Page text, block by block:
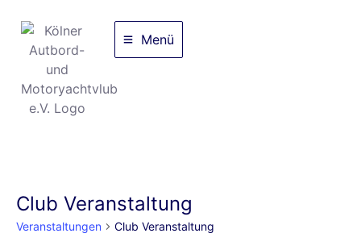
Menü
Club Veranstaltung
Veranstaltungen Club Veranstaltung